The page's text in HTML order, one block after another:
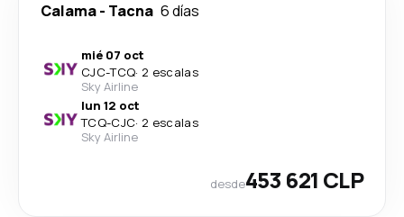
Calama- Tacna 6 días
mié 07 oct
CJC-TCQ· 2 escalas
Sky Airline
lun 12 oct
TCQ-CJC· 2 escalas
Sky Airline
desde453 621 CLP